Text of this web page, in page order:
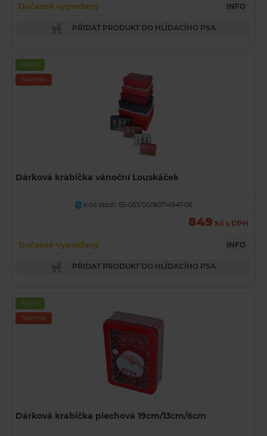
Dočasně vyprodaný INFO
PŘIDAT PRODUKT DO HLÍDACÍHO PSA
Akční
Novinka
Dárková krabička vánoční Louskáček
U Kód zboží: 55-053/00/80714947-06
849 Kč s DPH
Dočasně vyprodaný INFO
PŘIDAT PRODUKT DO HLÍDACÍHO PSA
Akční
Novinka
Dárková krabička plechová 19cm/13cm/6cm